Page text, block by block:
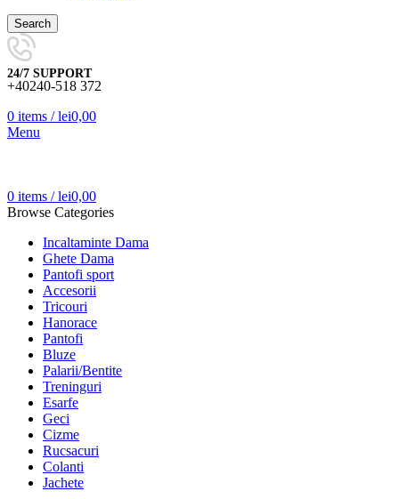
Search
24/7 SUPPORT
+40240-518 372
0 items / lei0,00
Menu
0 items / lei0,00
Browse Categories
Incaltaminte Dama
Ghete Dama
Pantofi sport
Accesorii
Tricouri
Hanorace
Pantofi
Bluze
Palarii/Bentite
Treninguri
Esarfe
Geci
Cizme
Rucsacuri
Colanti
Jachete